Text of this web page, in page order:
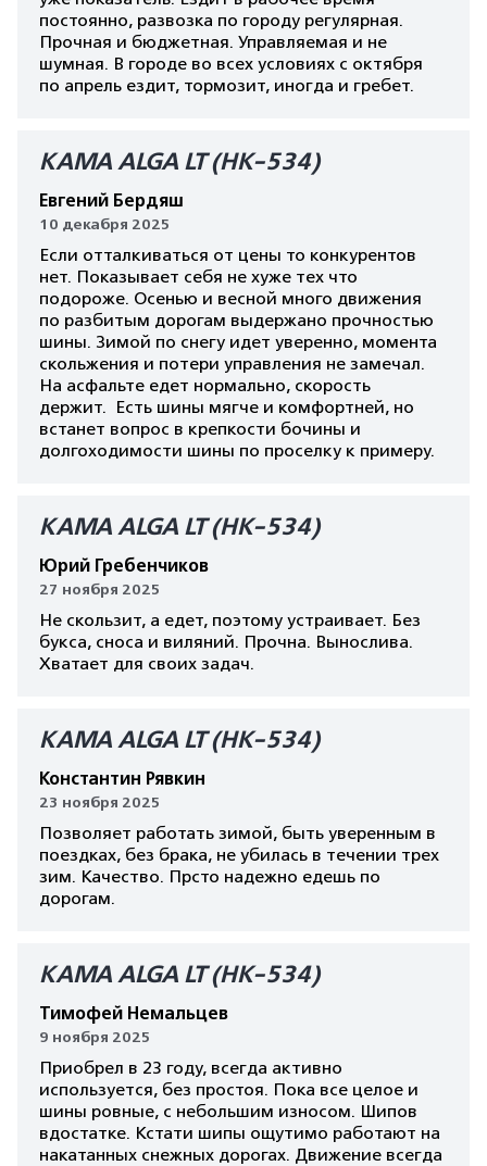
постоянно, развозка по городу регулярная.
Прочная и бюджетная. Управляемая и не
шумная. В городе во всех условиях с октября
по апрель ездит, тормозит, иногда и гребет.
КАМА ALGA LT (HK-534)
Евгений Бердяш
10 декабря 2025
Если отталкиваться от цены то конкурентов
нет. Показывает себя не хуже тех что
подороже. Осенью и весной много движения
по разбитым дорогам выдержано прочностью
шины. Зимой по снегу идет уверенно, момента
скольжения и потери управления не замечал.
На асфальте едет нормально, скорость
держит. Есть шины мягче и комфортней, но
встанет вопрос в крепкости бочины и
долгоходимости шины по проселку к примеру.
КАМА ALGA LT (HK-534)
Юрий Гребенчиков
27 ноября 2025
Не скользит, а едет, поэтому устраивает. Без
букса, сноса и виляний. Прочна. Вынослива.
Хватает для своих задач.
КАМА ALGA LT (HK-534)
Константин Рявкин
23 ноября 2025
Позволяет работать зимой, быть уверенным в
поездках, без брака, не убилась в течении трех
зим. Качество. Прсто надежно едешь по
дорогам.
КАМА ALGA LT (HK-534)
Тимофей Немальцев
9 ноября 2025
Приобрел в 23 году, всегда активно
используется, без простоя. Пока все целое и
шины ровные, с небольшим износом. Шипов
вдостатке. Кстати шипы ощутимо работают на
накатанных снежных дорогах. Движение всегда